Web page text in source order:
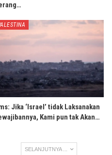
Jika ‘Israel’ tidak Laksanakan
Kami pun tak Akan…
SELANJUTNYA ...